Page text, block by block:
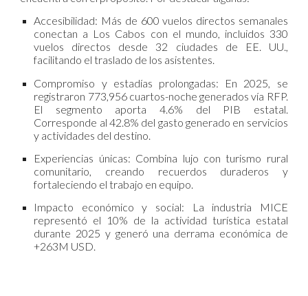
Accesibilidad: Más de 600 vuelos directos semanales
conectan a Los Cabos con el mundo, incluidos 330
vuelos directos desde 32 ciudades de EE. UU.,
facilitando el traslado de los asistentes.
Compromiso y estadías prolongadas: En 2025, se
registraron 773,956 cuartos-noche generados vía RFP.
El segmento aporta 4.6% del PIB estatal.
Corresponde al 42.8% del gasto generado en servicios
y actividades del destino.
Experiencias únicas: Combina lujo con turismo rural
comunitario, creando recuerdos duraderos y
fortaleciendo el trabajo en equipo.
Impacto económico y social: La industria MICE
representó el 10% de la actividad turística estatal
durante 2025 y generó una derrama económica de
+263M USD.